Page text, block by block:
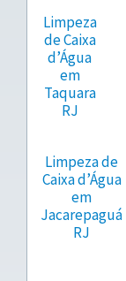
Limpeza
de Caixa
d’Água
em
Taquara
RJ
Limpeza de
Caixa d’Água
em
Jacarepaguá
RJ